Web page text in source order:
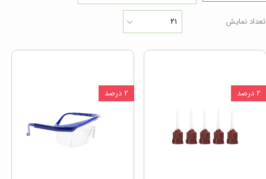
تعداد نمایش ۲۱
۲ درصد ۲ درصد